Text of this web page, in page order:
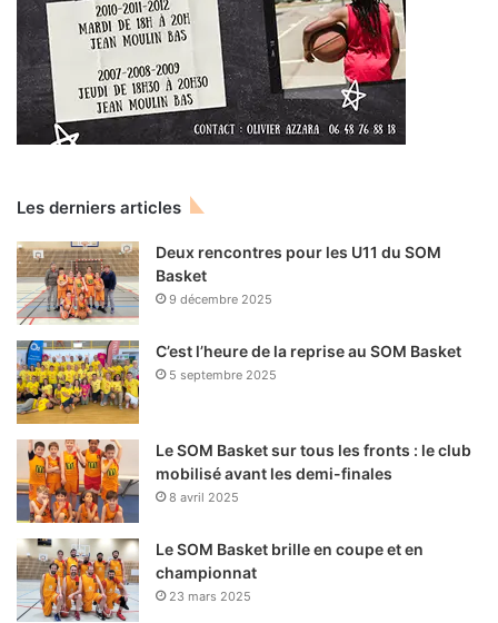
Les derniers articles
Deux rencontres pour les U11 du SOM
Basket
9 décembre 2025
C’est l’heure de la reprise au SOM Basket
5 septembre 2025
Le SOM Basket sur tous les fronts : le club
mobilisé avant les demi-finales
8 avril 2025
Le SOM Basket brille en coupe et en
championnat
23 mars 2025